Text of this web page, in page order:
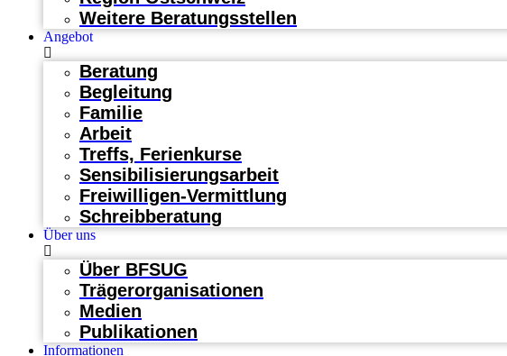
Weitere Beratungsstellen
Angebot
Beratung
Begleitung
Familie
Arbeit
Treffs, Ferienkurse
Sensibilisierungsarbeit
Freiwilligen-Vermittlung
Schreibberatung
Über uns
Über BFSUG
Trägerorganisationen
Medien
Publikationen
Informationen